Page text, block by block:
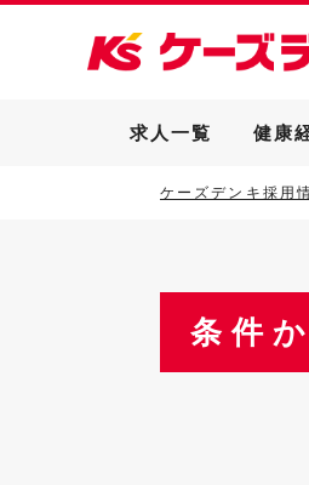
求人一覧 健康
ケーズデンキ採用
条件